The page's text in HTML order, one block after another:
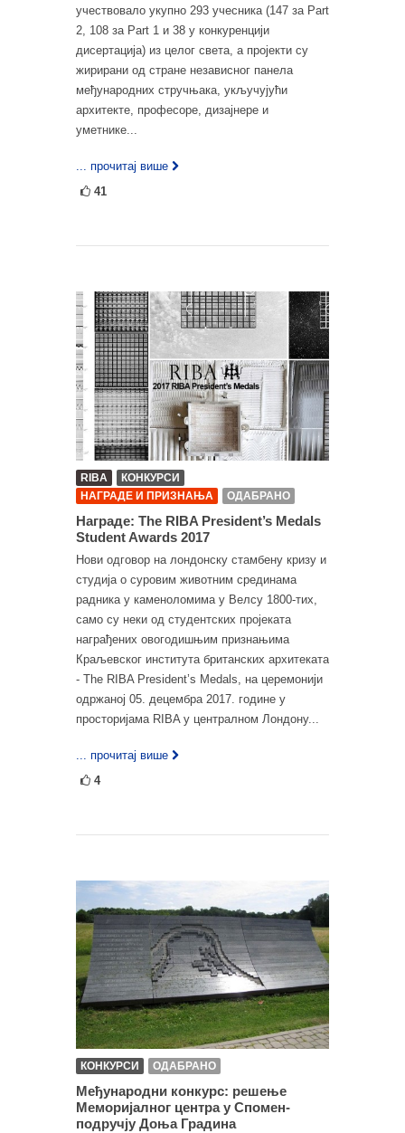
учествовало укупно 293 учесника (147 за Part
2, 108 за Part 1 и 38 у конкуренцији
дисертација) из целог света, а пројекти су
жирирани од стране независног панела
међународних стручњака, укључујући
архитекте, професоре, дизајнере и
уметнике...
... прочитај више
41
RIBA
КОНКУРСИ
НАГРАДЕ И ПРИЗНАЊА
ОДАБРАНО
Награде: The RIBA President’s Medals
Student Awards 2017
Нови одговор на лондонску стамбену кризу и
студија о суровим животним срединама
радника у каменоломима у Велсу 1800-тих,
само су неки од студентских пројеката
награђених овогодишњим признањима
Краљевског института британских архитеката
- The RIBA President’s Medals, на церемонији
одржаној 05. децембра 2017. године у
просторијама RIBA у централном Лондону...
... прочитај више
4
КОНКУРСИ ОДАБРАНО
Међународни конкурс: решењe
Меморијалног центра у Спомен-
подручју Доња Градина